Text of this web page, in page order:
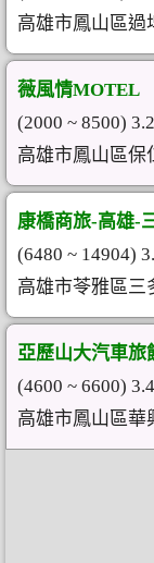
高雄市鳳山區過
薇風情MOTEL
(2000 ~ 8500)
高雄市鳳山區保
康橋商旅-高雄-
(6480 ~ 14904)
高雄市苓雅區三
亞歷山大汽車旅
(4600 ~ 6600)
高雄市鳳山區華